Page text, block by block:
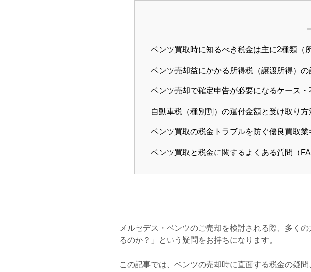
ベンツ買取時に知るべき税金は主に2種類（
ベンツ売却益にかかる所得税（譲渡所得）の
ベンツ売却で確定申告が必要になるケース・
自動車税（種別割）の還付金額と受け取り方
ベンツ買取の税金トラブルを防ぐ優良買取業
ベンツ買取と税金に関するよくある質問（
メルセデス・ベンツのご売却を検討される際、多く
るのか？」という疑問をお持ちになります。
この記事では、ベンツの売却時に直面する税金の疑問